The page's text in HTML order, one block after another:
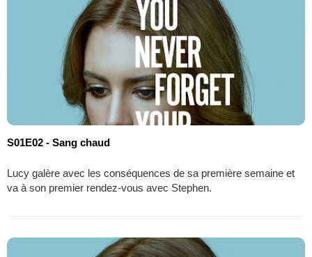
S01E02 - Sang chaud
Lucy galère avec les conséquences de sa première semaine et
va à son premier rendez-vous avec Stephen.